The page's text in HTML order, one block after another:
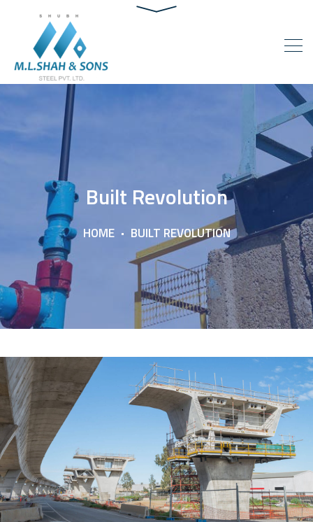
Built Revolution
HOME BUILT REVOLUTION